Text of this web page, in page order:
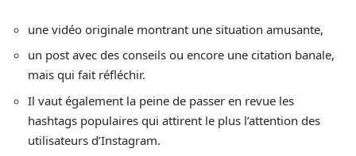
une vidéo originale montrant une situation amusante,
un post avec des conseils ou encore une citation banale,
mais qui fait réfléchir.
Il vaut également la peine de passer en revue les
hashtags populaires qui attirent le plus l’attention des
utilisateurs d’Instagram.